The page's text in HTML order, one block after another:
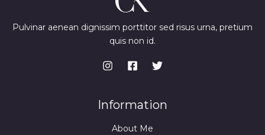
Pulvinar aenean dignissim porttitor sed risus urna, pretium
quis non id.
Information
About Me